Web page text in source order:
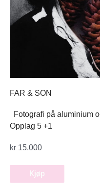
FAR & SON
Fotografi på aluminium
Opplag 5 +1
kr 15.000
Kjøp